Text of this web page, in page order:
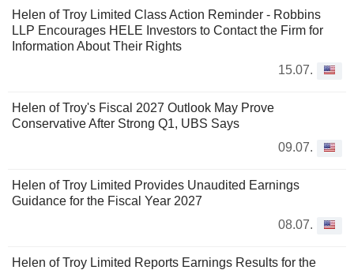
Helen of Troy Limited Class Action Reminder - Robbins
LLP Encourages HELE Investors to Contact the Firm for
Information About Their Rights
15.07.
Helen of Troy's Fiscal 2027 Outlook May Prove
Conservative After Strong Q1, UBS Says
09.07.
Helen of Troy Limited Provides Unaudited Earnings
Guidance for the Fiscal Year 2027
08.07.
Helen of Troy Limited Reports Earnings Results for the